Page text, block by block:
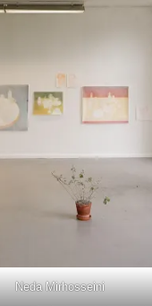
Neda Mirhosseini